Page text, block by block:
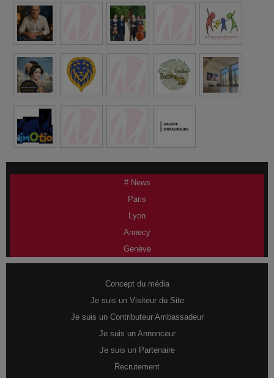
# News
Paris
Lyon
Annecy
Genève
Concept du média
Je suis un Visiteur du Site
Je suis un Contributeur Ambassadeur
Je suis un Annonceur
Je suis un Partenaire
Recrutement